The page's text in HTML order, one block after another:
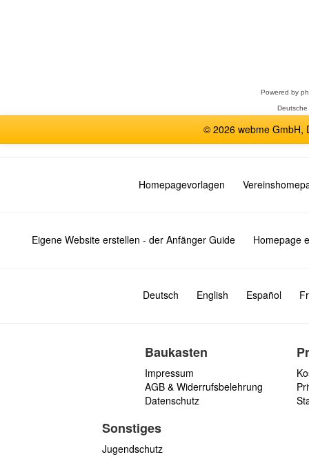
Powered by
© 2026 webme GmbH,
Homepagevorlagen
Eigene Website erstellen - der Anfänger Guide Homepage
Deutsch English Español
Baukasten
Impressum
AGB & Widerrufsbelehrung
Datenschutz
Sonstiges
Jugendschutz